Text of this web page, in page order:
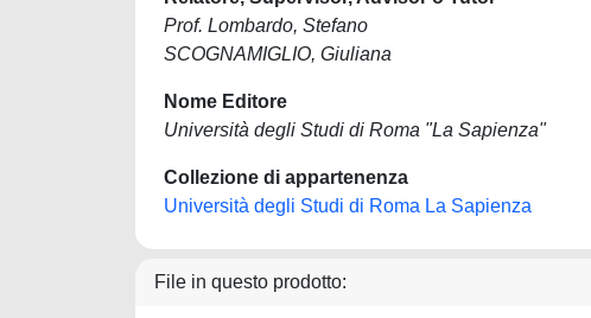
Prof. Lombardo, Stefano
SCOGNAMIGLIO, Giuliana
Nome Editore
Università degli Studi di Roma "La Sapienza"
Collezione di appartenenza
Università degli Studi di Roma La Sapienza
File in questo prodotto: